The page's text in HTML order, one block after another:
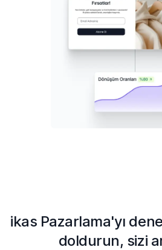
ikas Pazarlama'yı
doldurun, sizi